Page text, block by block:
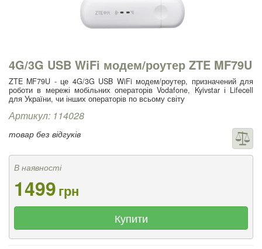
4G/3G USB WiFi модем/роутер ZTE MF79U
ZTE MF79U - це 4G/3G USB WiFi модем/роутер, призначений для
роботи в мережі мобільних операторів Vodafone, Kyivstar і Lifecell
для України, чи інших операторів по всьому світу
Артикул: 114028
товар без відгуків
В наявності
1499грн
Купити